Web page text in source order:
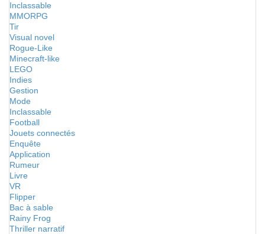
Inclassable
MMORPG
Tir
Visual novel
Rogue-Like
Minecraft-like
LEGO
Indies
Gestion
Mode
Inclassable
Football
Jouets connectés
Enquête
Application
Rumeur
Livre
VR
Flipper
Bac à sable
Rainy Frog
Thriller narratif